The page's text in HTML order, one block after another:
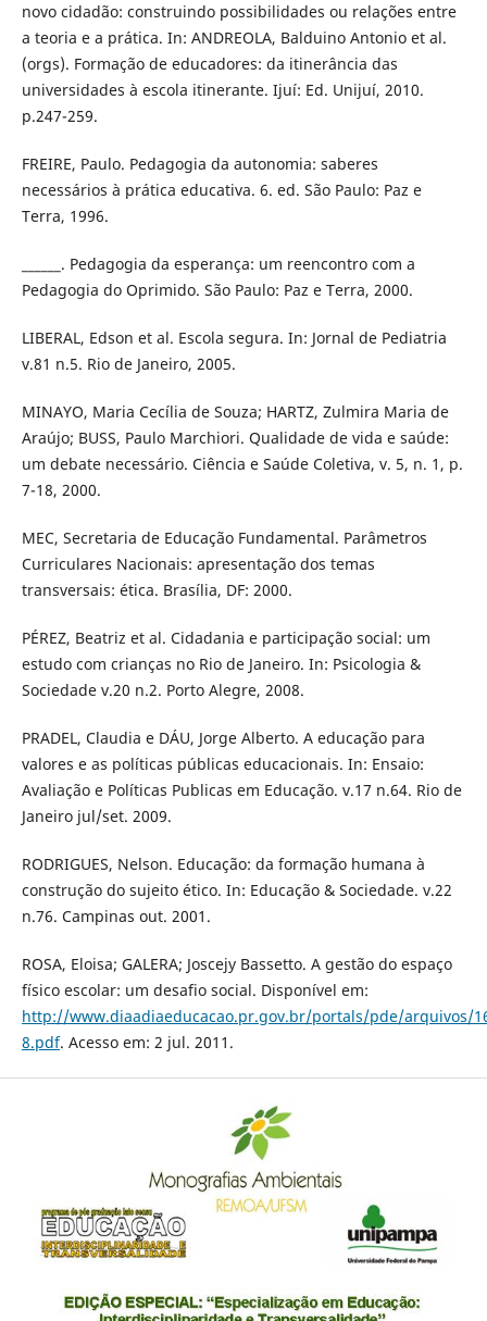
novo cidadão: construindo possibilidades ou relações entre
a teoria e a prática. In: ANDREOLA, Balduino Antonio et al.
(orgs). Formação de educadores: da itinerância das
universidades à escola itinerante. Ijuí: Ed. Unijuí, 2010.
p.247-259.
FREIRE, Paulo. Pedagogia da autonomia: saberes
necessários à prática educativa. 6. ed. São Paulo: Paz e
Terra, 1996.
______. Pedagogia da esperança: um reencontro com a
Pedagogia do Oprimido. São Paulo: Paz e Terra, 2000.
LIBERAL, Edson et al. Escola segura. In: Jornal de Pediatria
v.81 n.5. Rio de Janeiro, 2005.
MINAYO, Maria Cecília de Souza; HARTZ, Zulmira Maria de
Araújo; BUSS, Paulo Marchiori. Qualidade de vida e saúde:
um debate necessário. Ciência e Saúde Coletiva, v. 5, n. 1, p.
7-18, 2000.
MEC, Secretaria de Educação Fundamental. Parâmetros
Curriculares Nacionais: apresentação dos temas
transversais: ética. Brasília, DF: 2000.
PÉREZ, Beatriz et al. Cidadania e participação social: um
estudo com crianças no Rio de Janeiro. In: Psicologia &
Sociedade v.20 n.2. Porto Alegre, 2008.
PRADEL, Claudia e DÁU, Jorge Alberto. A educação para
valores e as políticas públicas educacionais. In: Ensaio:
Avaliação e Políticas Publicas em Educação. v.17 n.64. Rio de
Janeiro jul/set. 2009.
RODRIGUES, Nelson. Educação: da formação humana à
construção do sujeito ético. In: Educação & Sociedade. v.22
n.76. Campinas out. 2001.
ROSA, Eloisa; GALERA; Joscejy Bassetto. A gestão do espaço
físico escolar: um desafio social. Disponível em:
http://www.diaadiaeducacao.pr.gov.br/portals/pde/arquivos/
8.pdf. Acesso em: 2 jul. 2011.